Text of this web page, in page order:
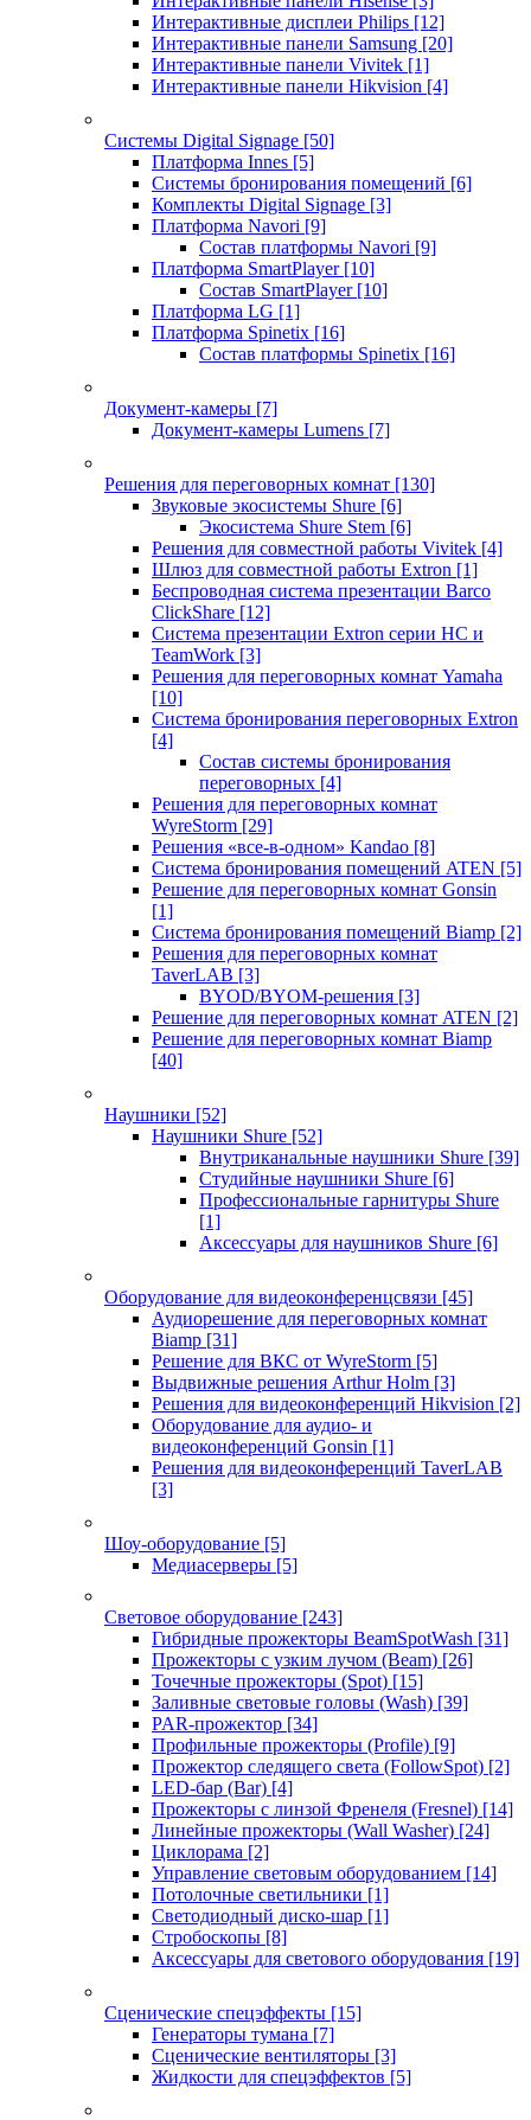
Интерактивные дисплеи Philips [12]
Интерактивные панели Samsung [20]
Интерактивные панели Vivitek [1]
Интерактивные панели Hikvision [4]
Системы Digital Signage [50]
Платформа Innes [5]
Системы бронирования помещений [6]
Комплекты Digital Signage [3]
Платформа Navori [9]
Состав платформы Navori [9]
Платформа SmartPlayer [10]
Состав SmartPlayer [10]
Платформа LG [1]
Платформа Spinetix [16]
Состав платформы Spinetix [16]
Документ-камеры [7]
Документ-камеры Lumens [7]
Решения для переговорных комнат [130]
Звуковые экосистемы Shure [6]
Экосистема Shure Stem [6]
Решения для совместной работы Vivitek [4]
Шлюз для совместной работы Extron [1]
Беспроводная система презентации Barco
ClickShare [12]
Система презентации Extron серии HC и
TeamWork [3]
Решения для переговорных комнат Yamaha
[10]
Система бронирования переговорных Extron
[4]
Состав системы бронирования
переговорных [4]
Решения для переговорных комнат
WyreStorm [29]
Решения «все-в-одном» Kandao [8]
Система бронирования помещений ATEN [5]
Решение для переговорных комнат Gonsin
[1]
Система бронирования помещений Biamp [2]
Решения для переговорных комнат
TaverLAB [3]
BYOD/BYOM-решения [3]
Решение для переговорных комнат ATEN [2]
Решение для переговорных комнат Biamp
[40]
Наушники [52]
Наушники Shure [52]
Внутриканальные наушники Shure [39]
Студийные наушники Shure [6]
Профессиональные гарнитуры Shure
[1]
Аксессуары для наушников Shure [6]
Оборудование для видеоконференцсвязи [45]
Аудиорешение для переговорных комнат
Biamp [31]
Решение для ВКС от WyreStorm [5]
Выдвижные решения Arthur Holm [3]
Решения для видеоконференций Hikvision [2]
Оборудование для аудио- и
видеоконференций Gonsin [1]
Решения для видеоконференций TaverLAB
[3]
Шоу-оборудование [5]
Медиасерверы [5]
Световое оборудование [243]
Гибридные прожекторы BeamSpotWash [31]
Прожекторы с узким лучом (Beam) [26]
Точечные прожекторы (Spot) [15]
Заливные световые головы (Wash) [39]
PAR-прожектор [34]
Профильные прожекторы (Profile) [9]
Прожектор следящего света (FollowSpot) [2]
LED-бар (Bar) [4]
Прожекторы с линзой Френеля (Fresnel) [14]
Линейные прожекторы (Wall Washer) [24]
Циклорама [2]
Управление световым оборудованием [14]
Потолочные светильники [1]
Светодиодный диско-шар [1]
Стробоскопы [8]
Аксессуары для светового оборудования [19]
Сценические спецэффекты [15]
Генераторы тумана [7]
Сценические вентиляторы [3]
Жидкости для спецэффектов [5]